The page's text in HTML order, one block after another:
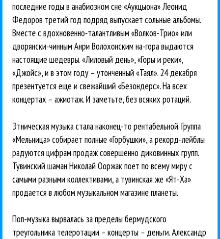
последние годы в анабиозном сне «Аукцыона» Леонид
Федоров третий год подряд выпускает сольные альбомы.
Вместе с вдохновенно-талантливым «Волков-Трио» или
дворянски-чинным Анри Волохонским на-гора выдаются
настоящие шедевры. «Лиловый день», «Горы и реки»,
«Джойс», и в этом году – утонченный «Таял». 24 декабря
презентуется еще и свежайший «Безондерс». На всех
концертах – ажиотаж. И заметьте, без всяких ротаций.
Этническая музыка стала наконец-то рентабельной. Группа
«Мельница» собирает полные «Горбушки», а рекорд-лейблы
радуются цифрам продаж совершенно диковинных групп.
Тувинский шаман Николай Ооржак поет по всему миру с
самыми разными коллективами, а тувинская же «Ят-Ха»
продается в любом музыкальном магазине планеты.
Поп-музыка вырвалась за пределы бермудского
треугольника телеротации – концерты – деньги. Александр